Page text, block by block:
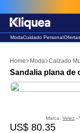
ModaCuidado PersonalOfertas
Moda Calzado
Sandalia plana de
Marca: Velez -
US$ 80.35
2. sandalia